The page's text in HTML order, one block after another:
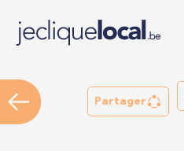
Partager